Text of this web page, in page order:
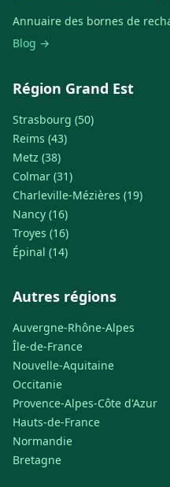
Annuaire des bornes de
Blog →
Région Grand Est
Strasbourg (50)
Reims (43)
Metz (38)
Colmar (31)
Charleville-Mézières (19)
Nancy (16)
Troyes (16)
Épinal (14)
Autres régions
Auvergne-Rhône-Alpes
Île-de-France
Nouvelle-Aquitaine
Occitanie
Provence-Alpes-Côte d'Azur
Hauts-de-France
Normandie
Bretagne